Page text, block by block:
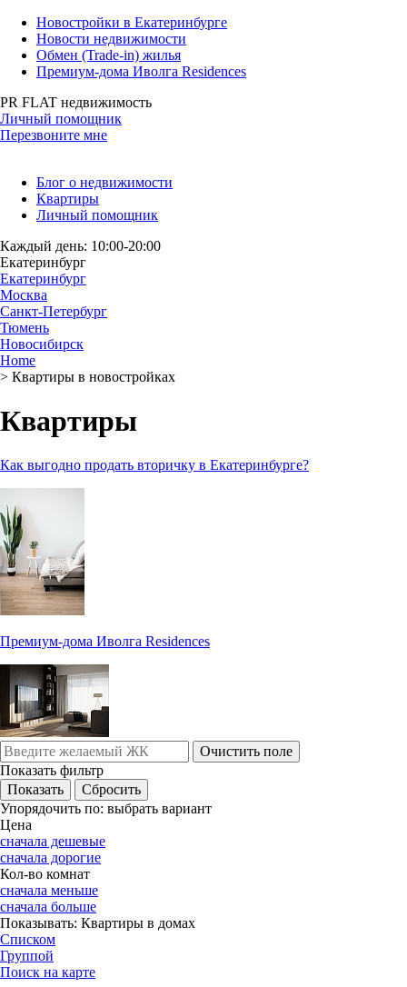
Новостройки в Екатеринбурге
Новости недвижимости
Обмен (Trade-in) жилья
Премиум-дома Иволга Residences
PR FLAT недвижимость
Личный помощник
Перезвоните мне
Блог о недвижимости
Квартиры
Личный помощник
Каждый день: 10:00-20:00
Екатеринбург
Екатеринбург
Москва
Санкт-Петербург
Тюмень
Новосибирск
Home
> Квартиры в новостройках
Квартиры
Как выгодно продать вторичку в Екатеринбурге?
Премиум-дома Иволга Residences
Очистить поле
Показать фильтр
Упорядочить по: выбрать вариант
Цена
сначала дешевые
сначала дорогие
Кол-во комнат
сначала меньше
сначала больше
Показывать: Квартиры в домах
Списком
Группой
Поиск на карте